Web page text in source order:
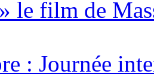
le film de
: Journée